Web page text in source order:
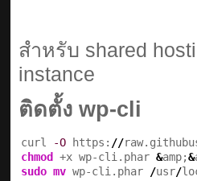
สำหรับ shared
instance
ติดตั้ง wp-cli
curl -O https: //
chmod
+x wp-cli.phar &amp;&
sudo mv wp-cli.phar /usr/